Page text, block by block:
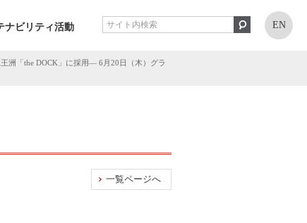
ナビリティ活動 EN
洲「the DOCK」に採用― 6月20日（木）グラ
一覧ページへ